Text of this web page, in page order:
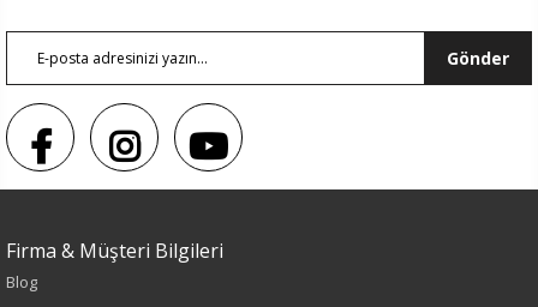
Renk
Gönder
Firma & Müşteri Bilgileri
Blog